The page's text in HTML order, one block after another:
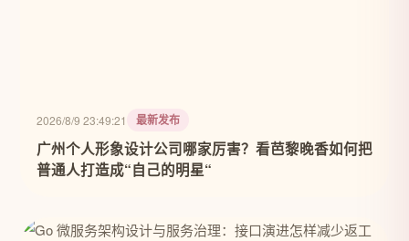
2026/8/9 23:49:21 最新发布
广州个人形象设计公司哪家厉害？看芭黎晚香如何把
普通人打造成“自己的明星“